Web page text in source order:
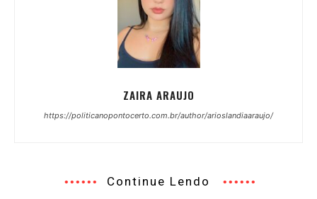
ZAIRA ARAUJO
https://politicanopontocerto.com.br/author/arioslandiaaraujo/
Continue Lendo